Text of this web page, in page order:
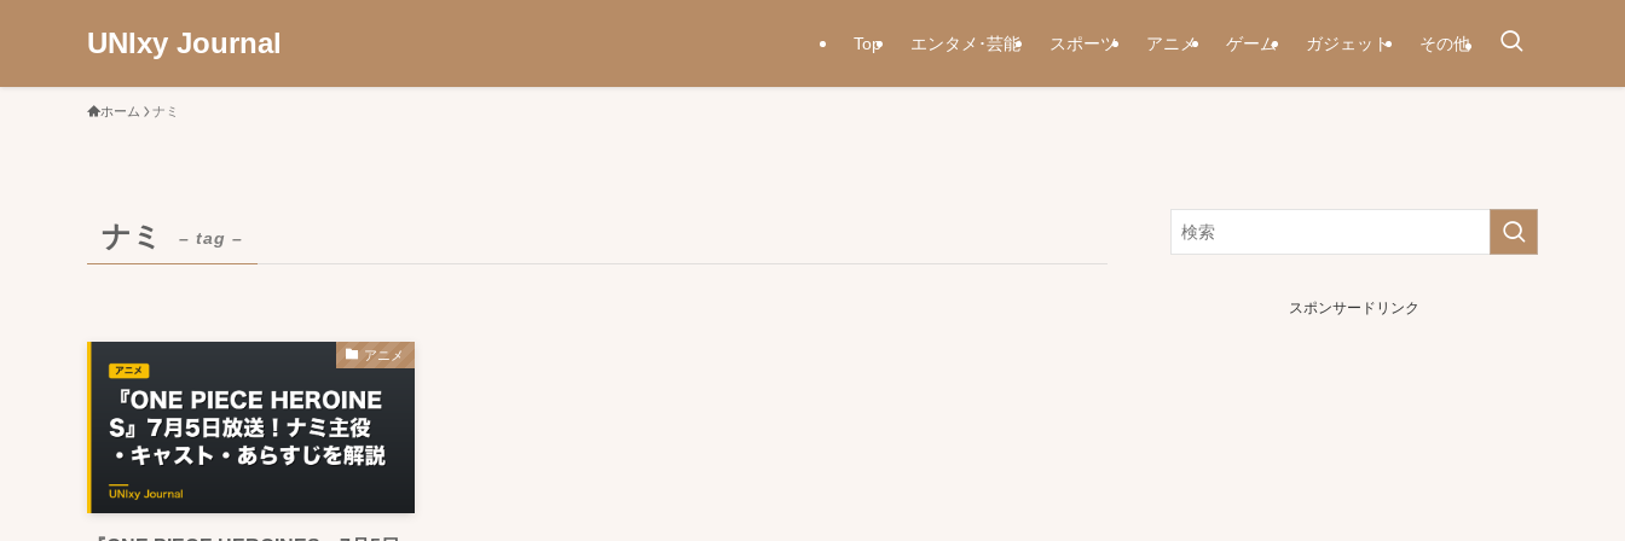
UNIxy Journal Top エンタメ･芸能 スポーツ アニメ ゲーム ガジェット その他
ホーム ナミ
ナミ – tag –
アニメ
スポンサードリンク